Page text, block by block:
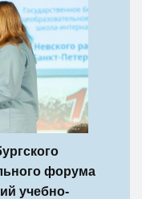
форума
учебно-